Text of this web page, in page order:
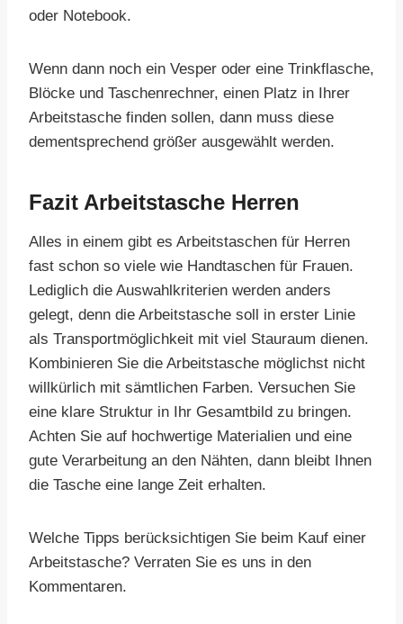
oder Notebook.
Wenn dann noch ein Vesper oder eine Trinkflasche,
Blöcke und Taschenrechner, einen Platz in Ihrer
Arbeitstasche finden sollen, dann muss diese
dementsprechend größer ausgewählt werden.
Fazit Arbeitstasche Herren
Alles in einem gibt es Arbeitstaschen für Herren
fast schon so viele wie Handtaschen für Frauen.
Lediglich die Auswahlkriterien werden anders
gelegt, denn die Arbeitstasche soll in erster Linie
als Transportmöglichkeit mit viel Stauraum dienen.
Kombinieren Sie die Arbeitstasche möglichst nicht
willkürlich mit sämtlichen Farben. Versuchen Sie
eine klare Struktur in Ihr Gesamtbild zu bringen.
Achten Sie auf hochwertige Materialien und eine
gute Verarbeitung an den Nähten, dann bleibt Ihnen
die Tasche eine lange Zeit erhalten.
Welche Tipps berücksichtigen Sie beim Kauf einer
Arbeitstasche? Verraten Sie es uns in den
Kommentaren.